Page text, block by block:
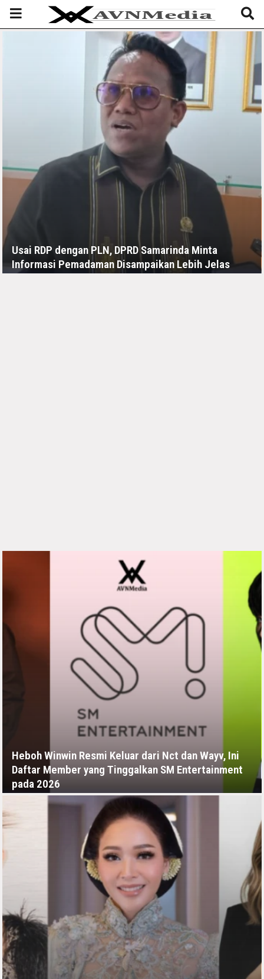
Usai RDP dengan PLN, DPRD Samarinda Minta
Informasi Pemadaman Disampaikan Lebih Jelas
Heboh Winwin Resmi Keluar dari Nct dan Wayv, Ini
Daftar Member yang Tinggalkan SM Entertainment
pada 2026